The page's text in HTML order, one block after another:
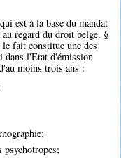
est à la base du mandat
regard du droit belge. §
fait constitue une des
dans l'Etat d'émission
moins trois ans :
psychotropes;